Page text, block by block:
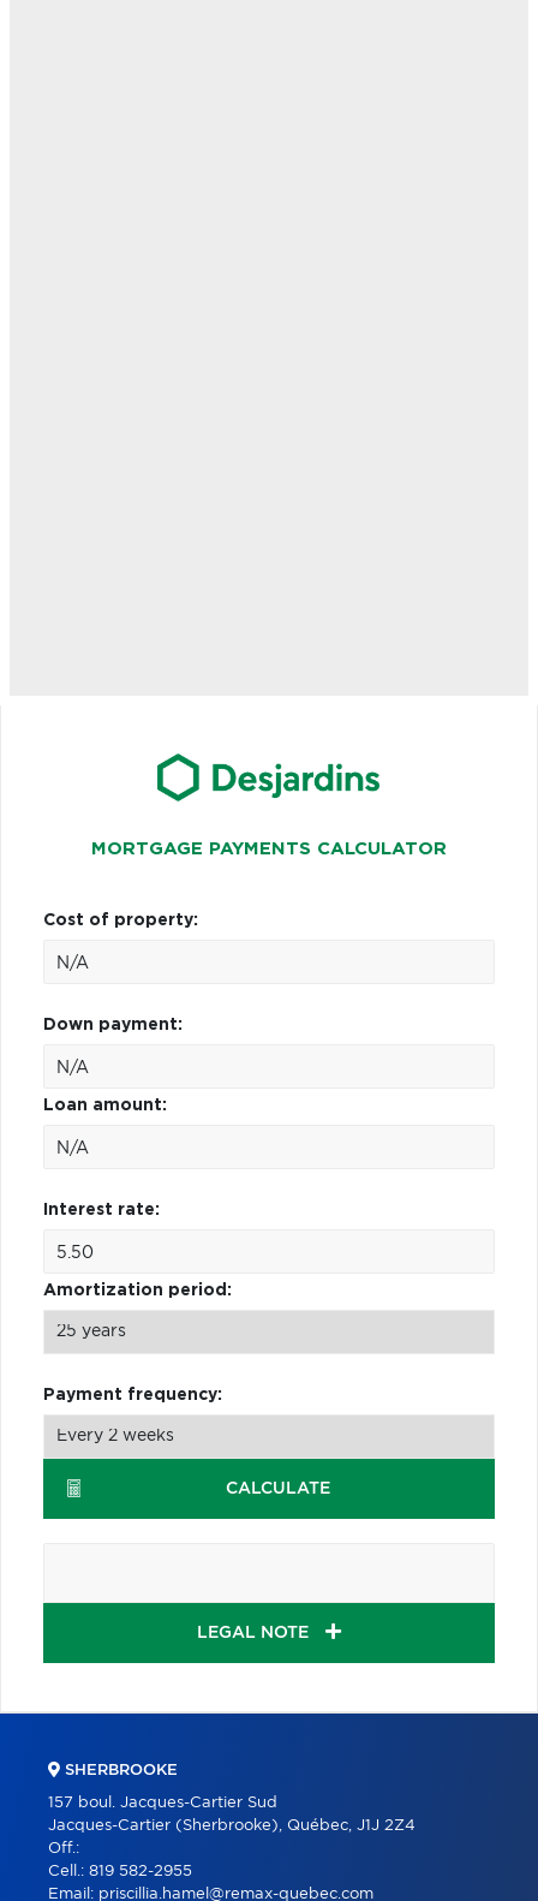
MORTGAGE PAYMENTS CALCULATOR
Cost of property:
Down payment:
Loan amount:
Interest rate:
Amortization period:
Payment frequency:
CALCULATE
LEGAL NOTE
SHERBROOKE
157 boul. Jacques-Cartier Sud
Jacques-Cartier (Sherbrooke), Québec, J1J 2Z4
Off.:
Cell.: 819 582-2955
Email: priscillia.hamel@remax-quebec.com